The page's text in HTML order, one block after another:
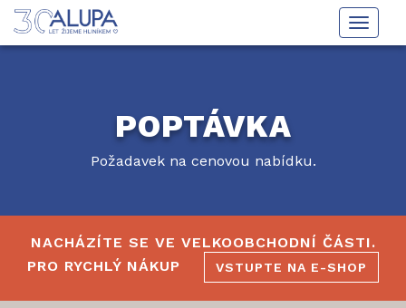
Toggle
POPTÁVKA
Požadavek na cenovou nabídku.
NACHÁZÍTE SE VE VELKOOBCHODNÍ ČÁSTI.
PRO RYCHLÝ NÁKUP
VSTUPTE NA E-SHOP